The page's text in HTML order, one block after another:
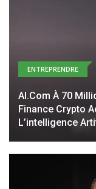
ENTREPRENDRE
AI.com À 70
Finance Crypto
L’intelligence